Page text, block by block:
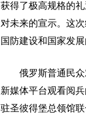
获得了极高规格的
对未来的宣示。这
国防建设和国家发展
俄罗斯普通民众
新媒体平台观看阅
驻圣彼得堡总领馆